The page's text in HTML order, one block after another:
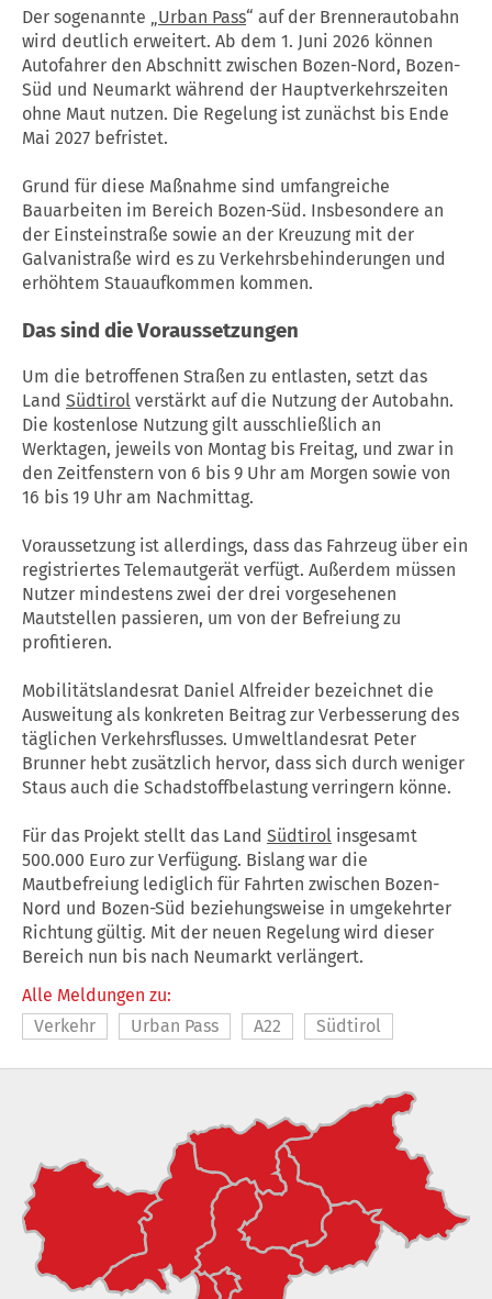
Der sogenannte „Urban Pass“ auf der Brennerautobahn
wird deutlich erweitert. Ab dem 1. Juni 2026 können
Autofahrer den Abschnitt zwischen Bozen-Nord, Bozen-
Süd und Neumarkt während der Hauptverkehrszeiten
ohne Maut nutzen. Die Regelung ist zunächst bis Ende
Mai 2027 befristet.
Grund für diese Maßnahme sind umfangreiche
Bauarbeiten im Bereich Bozen-Süd. Insbesondere an
der Einsteinstraße sowie an der Kreuzung mit der
Galvanistraße wird es zu Verkehrsbehinderungen und
erhöhtem Stauaufkommen kommen.
Das sind die Voraussetzungen
Um die betroffenen Straßen zu entlasten, setzt das
Land Südtirol verstärkt auf die Nutzung der Autobahn.
Die kostenlose Nutzung gilt ausschließlich an
Werktagen, jeweils von Montag bis Freitag, und zwar in
den Zeitfenstern von 6 bis 9 Uhr am Morgen sowie von
16 bis 19 Uhr am Nachmittag.
Voraussetzung ist allerdings, dass das Fahrzeug über ein
registriertes Telemautgerät verfügt. Außerdem müssen
Nutzer mindestens zwei der drei vorgesehenen
Mautstellen passieren, um von der Befreiung zu
profitieren.
Mobilitätslandesrat Daniel Alfreider bezeichnet die
Ausweitung als konkreten Beitrag zur Verbesserung des
täglichen Verkehrsflusses. Umweltlandesrat Peter
Brunner hebt zusätzlich hervor, dass sich durch weniger
Staus auch die Schadstoffbelastung verringern könne.
Für das Projekt stellt das Land Südtirol insgesamt
500.000 Euro zur Verfügung. Bislang war die
Mautbefreiung lediglich für Fahrten zwischen Bozen-
Nord und Bozen-Süd beziehungsweise in umgekehrter
Richtung gültig. Mit der neuen Regelung wird dieser
Bereich nun bis nach Neumarkt verlängert.
Alle Meldungen zu:
Verkehr
Urban Pass A22 Südtirol